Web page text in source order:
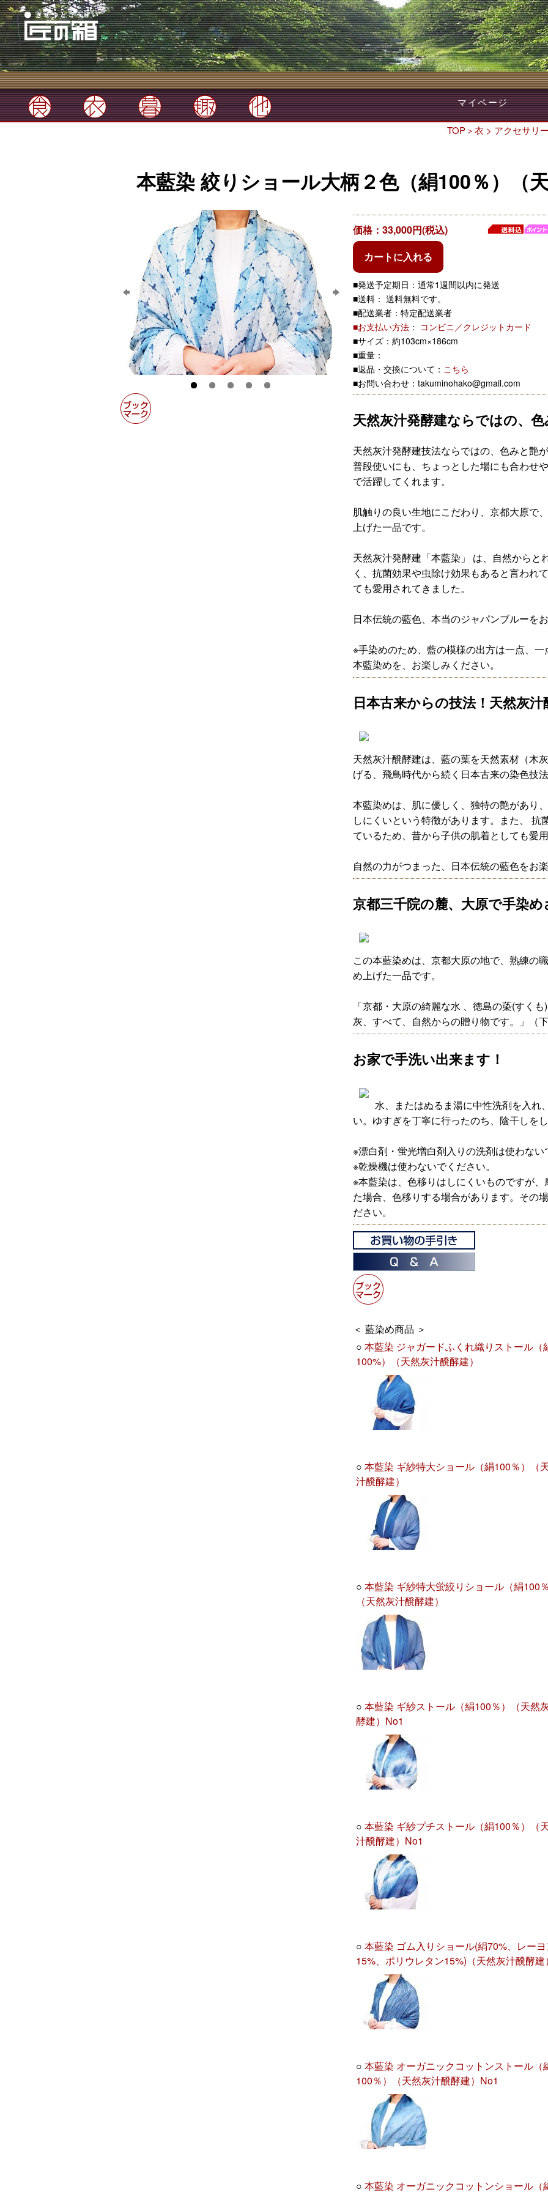
マイページ
TOP＞衣 > アクセサリ
本藍染 絞りショール大柄２色（絹100％）（
価格：33,000円(税込)
カートに入れる
■発送予定期日：通常1週間以内に発送
■送料： 送料無料です。
■配送業者：特定配送業者
■お支払い方法 ： コンビニ／クレジットカード
■サイズ：約103cm×186cm
■重量：
■返品・交換について： こちら
■お問い合わせ：takuminohako@gmail.com
天然灰汁発酵建ならではの、
天然灰汁発酵建技法ならではの、色みと艶
普段使いにも、ちょっとした場にも合わせ
で活躍してくれます。
肌触りの良い生地にこだわり、京都大原で
上げた一品です。
天然灰汁発酵建「本藍染」 は、自然からと
く、抗菌効果や虫除け効果もあると言われ
ても愛用されてきました。
日本伝統の藍色、本当のジャパンブルーを
※手染めのため、藍の模様の出方は一点、
本藍染めを、お楽しみください。
日本古来からの技法！天然灰汁
天然灰汁醗酵建は、藍の葉を天然素材（木
げる、飛鳥時代から続く日本古来の染色技法
本藍染めは、肌に優しく、独特の艶があり
しにくいという特徴があります。また、
ているため、昔から子供の肌着としても愛用
自然の力がつまった、日本伝統の藍色をお楽
京都三千院の麓、大原で手染め
この本藍染めは、京都大原の地で、熟練の
め上げた一品です。
「京都・大原の綺麗な水 、徳島の蒅(すく
灰、すべて、自然からの贈り物です。」（下
お家で手洗い出来ます！
水、またはぬるま湯に中性洗剤を入れ
い。ゆすぎを丁寧に行ったのち、陰干しをし
※漂白剤・蛍光増白剤入りの洗剤は使わない
※乾燥機は使わないでください。
※本藍染は、色移りはしにくいものですが
た場合、色移りする場合があります。その
ださい。
＜ 藍染め商品 ＞
○ 本藍染 ジャガードふくれ織りストール（
100%）（天然灰汁醗酵建）
○ 本藍染 ギ紗特大ショール（絹100％）（
汁醗酵建）
○ 本藍染 ギ紗特大蛍絞りショール（絹100％
（天然灰汁醗酵建）
○ 本藍染 ギ紗ストール（絹100％）（天然
酵建）No1
○ 本藍染 ギ紗プチストール（絹100％）（
汁醗酵建）No1
○ 本藍染 ゴム入りショール(絹70%、レー
15%、ポリウレタン15%)（天然灰汁醗酵建）
○ 本藍染 オーガニックコットンストール（
100％）（天然灰汁醗酵建）No1
○ 本藍染 オーガニックコットンショール（